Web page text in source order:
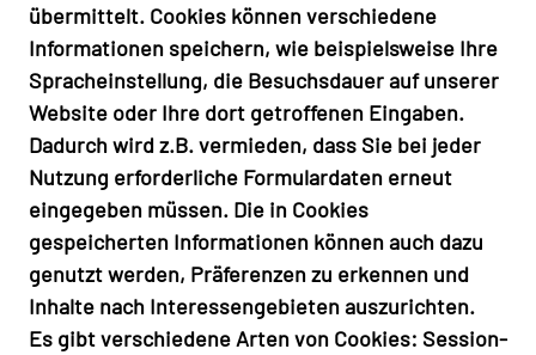
übermittelt. Cookies können verschiedene
Informationen speichern, wie beispielsweise Ihre
Spracheinstellung, die Besuchsdauer auf unserer
Website oder Ihre dort getroffenen Eingaben.
Dadurch wird z.B. vermieden, dass Sie bei jeder
Nutzung erforderliche Formulardaten erneut
eingegeben müssen. Die in Cookies
gespeicherten Informationen können auch dazu
genutzt werden, Präferenzen zu erkennen und
Inhalte nach Interessengebieten auszurichten.
Es gibt verschiedene Arten von Cookies: Session-